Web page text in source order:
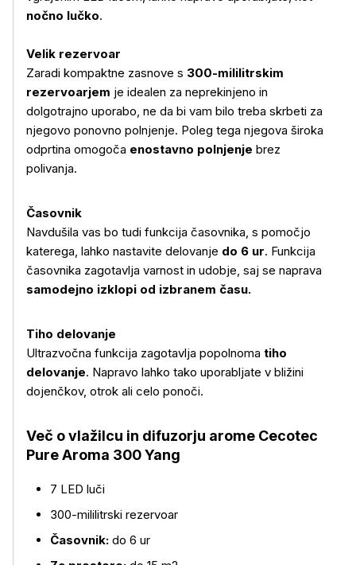
Več o izdelku
nočno lučko.
Velik rezervoar
Zaradi kompaktne zasnove s 300-mililitrskim
rezervoarjem je idealen za neprekinjeno in
dolgotrajno uporabo, ne da bi vam bilo treba skrbeti za
njegovo ponovno polnjenje. Poleg tega njegova široka
odprtina omogoča enostavno polnjenje brez
polivanja.
Časovnik
Navdušila vas bo tudi funkcija časovnika, s pomočjo
katerega, lahko nastavite delovanje do 6 ur. Funkcija
časovnika zagotavlja varnost in udobje, saj se naprava
samodejno izklopi od izbranem času.
Tiho delovanje
Ultrazvočna funkcija zagotavlja popolnoma tiho
delovanje. Napravo lahko tako uporabljate v bližini
dojenčkov, otrok ali celo ponoči.
Več o vlažilcu in difuzorju arome Cecotec
Pure Aroma 300 Yang
7 LED luči
300-mililitrski rezervoar
Časovnik: do 6 ur